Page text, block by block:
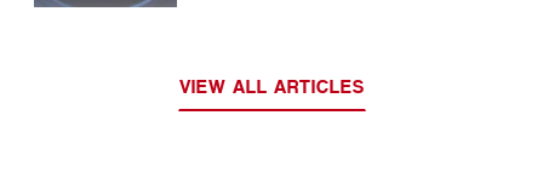
VIEW ALL ARTICLES